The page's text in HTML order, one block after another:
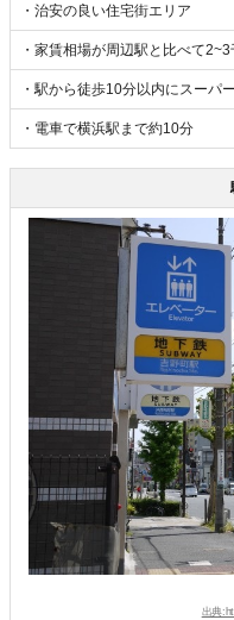
・治安の良い住宅街エリア
・家賃相場が周辺駅と比べて
・駅から徒歩10分以内にスーパ
・電車で横浜駅まで約10分
出典